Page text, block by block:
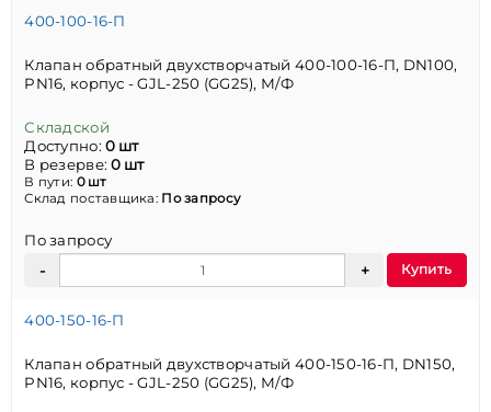
400-100-16-П
Клапан обратный двухстворчатый 400-100-16-П, DN100,
PN16, корпус - GJL-250 (GG25), М/Ф
Складской
Доступно:0 шт
В резерве:0 шт
В пути: 0 шт
Склад поставщика: По запросу
По запросу
Купить
400-150-16-П
Клапан обратный двухстворчатый 400-150-16-П, DN150,
PN16, корпус - GJL-250 (GG25), М/Ф